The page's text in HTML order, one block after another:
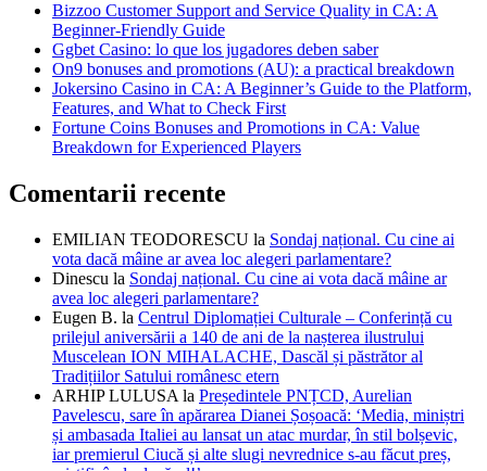
Bizzoo Customer Support and Service Quality in CA: A
Beginner-Friendly Guide
Ggbet Casino: lo que los jugadores deben saber
On9 bonuses and promotions (AU): a practical breakdown
Jokersino Casino in CA: A Beginner’s Guide to the Platform,
Features, and What to Check First
Fortune Coins Bonuses and Promotions in CA: Value
Breakdown for Experienced Players
Comentarii recente
EMILIAN TEODORESCU la Sondaj național. Cu cine ai
vota dacă mâine ar avea loc alegeri parlamentare?
Dinescu la Sondaj național. Cu cine ai vota dacă mâine ar
avea loc alegeri parlamentare?
Eugen B. la Centrul Diplomației Culturale – Conferință cu
prilejul aniversării a 140 de ani de la nașterea ilustrului
Muscelean ION MIHALACHE, Dascăl și păstrător al
Tradițiilor Satului românesc etern
ARHIP LULUSA la Președintele PNȚCD, Aurelian
Pavelescu, sare în apărarea Dianei Șoșoacă: ‘Media, miniștri
și ambasada Italiei au lansat un atac murdar, în stil bolșevic,
iar premierul Ciucă și alte slugi nevrednice s-au făcut preș,